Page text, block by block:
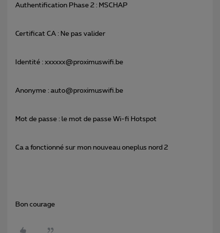
Authentification Phase 2 : MSCHAP
Certificat CA : Ne pas valider
Identité : xxxxxx@proximuswifi.be
Anonyme : auto@proximuswifi.be
Mot de passe : le mot de passe Wi-fi Hotspot
Ca a fonctionné sur mon nouveau oneplus nord 2
Bon courage